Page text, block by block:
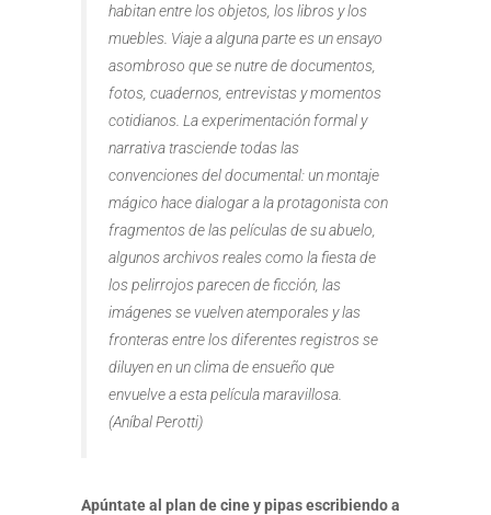
habitan entre los objetos, los libros y los
muebles. Viaje a alguna parte es un ensayo
asombroso que se nutre de documentos,
fotos, cuadernos, entrevistas y momentos
cotidianos. La experimentación formal y
narrativa trasciende todas las
convenciones del documental: un montaje
mágico hace dialogar a la protagonista con
fragmentos de las películas de su abuelo,
algunos archivos reales como la fiesta de
los pelirrojos parecen de ficción, las
imágenes se vuelven atemporales y las
fronteras entre los diferentes registros se
diluyen en un clima de ensueño que
envuelve a esta película maravillosa.
(Aníbal Perotti)
Apúntate al plan de cine y pipas escribiendo a